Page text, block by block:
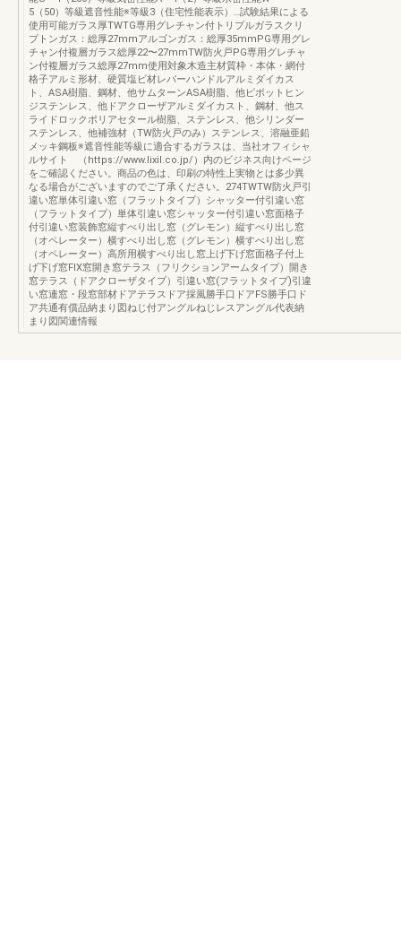
5（50）等級遮音性能※等級3（住宅性能表示）…試験結果による
使用可能ガラス厚TWTG専用グレチャン付トリプルガラスクリ
プトンガス：総厚27mmアルゴンガス：総厚35mmPG専用グレ
チャン付複層ガラス総厚22〜27mmTW防火戸PG専用グレチャ
ン付複層ガラス総厚27mm使用対象木造主材質枠・本体・網付
格子アルミ形材、硬質塩ビ材レバーハンドルアルミダイカス
ト、ASA樹脂、鋼材、他サムターンASA樹脂、他ピボットヒン
ジステンレス、他ドアクローザアルミダイカスト、鋼材、他ス
ライドロックポリアセタール樹脂、ステンレス、他シリンダー
ステンレス、他補強材（TW防火戸のみ）ステンレス、溶融亜鉛
メッキ鋼板※遮音性能等級に適合するガラスは、当社オフィシャ
ルサイト （https://www.lixil.co.jp/）内のビジネス向けページ
をご確認ください。商品の色は、印刷の特性上実物とは多少異
なる場合がございますのでご了承ください。274TWTW防火戸引
違い窓単体引違い窓（フラットタイプ）シャッター付引違い窓
（フラットタイプ）単体引違い窓シャッター付引違い窓面格子
付引違い窓装飾窓縦すべり出し窓（グレモン）縦すべり出し窓
（オペレーター）横すべり出し窓（グレモン）横すべり出し窓
（オペレーター）高所用横すべり出し窓上げ下げ窓面格子付上
げ下げ窓FIX窓開き窓テラス（フリクションアームタイプ）開き
窓テラス（ドアクローザタイプ）引違い窓(フラットタイプ)引違
い窓連窓・段窓部材ドアテラスドア採風勝手口ドアFS勝手口ド
ア共通有償品納まり図ねじ付アングルねじレスアングル代表納
まり図関連情報